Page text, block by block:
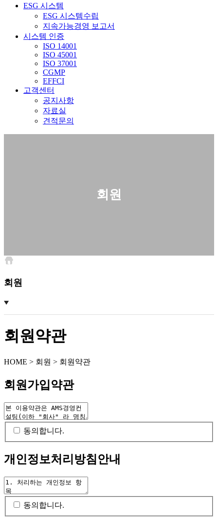
ESG 시스템
ESG 시스템수립
지속가능경영 보고서
시스템 인증
ISO 14001
ISO 45001
ISO 37001
CGMP
EFFCI
고객센터
공지사항
자료실
견적문의
회원
회원
회원약관
HOME > 회원 > 회원약관
회원가입약관
동의합니다.
개인정보처리방침안내
동의합니다.